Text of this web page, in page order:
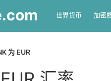
.com 世界货币 加密
为 EUR